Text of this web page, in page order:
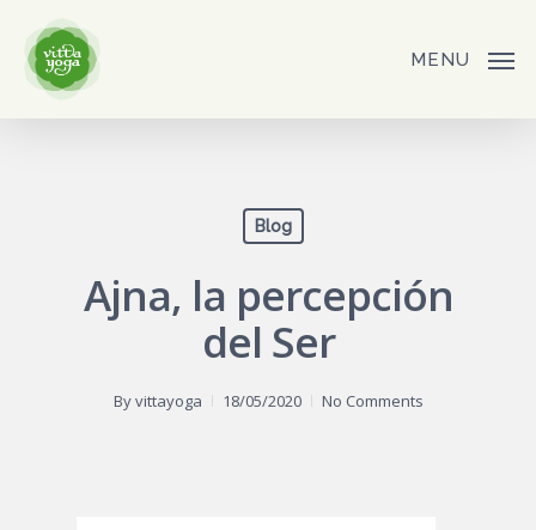
main
MENU
Blog
Ajna, la percepción
del Ser
Byvittayoga 18/05/2020 No Comments